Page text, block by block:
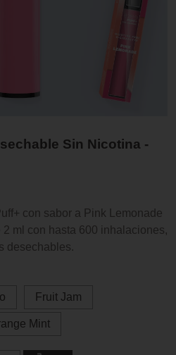
Sin Nicotina -
con sabor a Pink Lemonade
ml con hasta 600 inhalaciones,
desechables.
Fruit Jam
Mint